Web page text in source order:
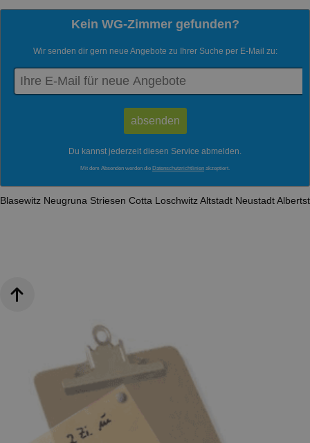
Kein WG-Zimmer gefunden?
Wir senden dir gern neue Angebote zu Ihrer Suche per E-Mail zu:
Du kannst jederzeit diesen Service abmelden.
Mit dem Absenden werden die Datenschutzrichtlinien akzeptiert.
Blasewitz Neugruna Striesen Cotta Loschwitz Altstadt Neustadt